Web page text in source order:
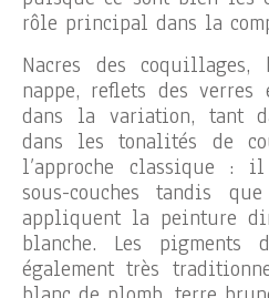
rôle principal dans la
Nacres des
nappe, reflets des
dans la variation, tant
dans les tonalités de
l’approche classique :
sous-couches tandis
appliquent la peinture
blanche. Les
également très